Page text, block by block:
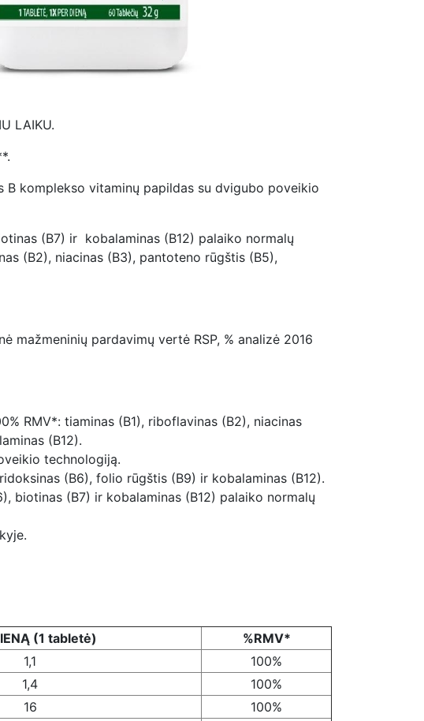
LAIKU.
B komplekso vitaminų papildas su dvigubo poveikio
(B7) ir kobalaminas (B12) palaiko normalų
(B2), niacinas (B3), pantoteno rūgštis (B5),
mažmeninių pardavimų vertė RSP, % analizė 2016
RMV*: tiaminas (B1), riboflavinas (B2), niacinas
(B12).
technologiją.
(B6), folio rūgštis (B9) ir kobalaminas (B12).
biotinas (B7) ir kobalaminas (B12) palaiko normalų
(1 tabletė)
%RMV*
1,1
100%
1,4
100%
16
100%